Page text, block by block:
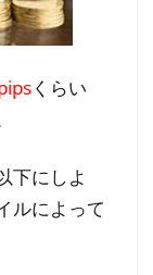
くらい
下にしよ
ルによって